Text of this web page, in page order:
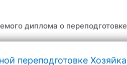
диплома о переподготовке